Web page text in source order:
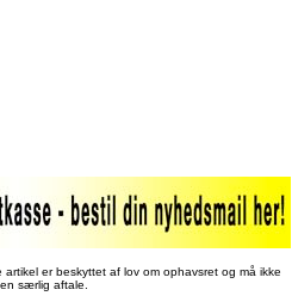
er beskyttet af lov om ophavsret og må ikke
særlig aftale.